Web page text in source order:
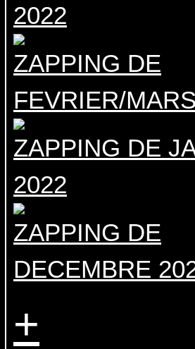
2022
ZAPPING DE
FEVRIER/
ZAPPING DE
2022
ZAPPING DE
DECEMBRE
+